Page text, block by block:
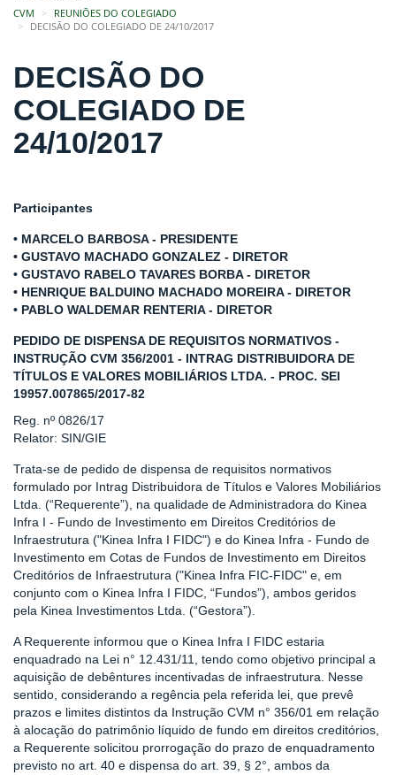
CVM
REUNIÕES DO COLEGIADO
DECISÃO DO COLEGIADO DE 24/10/2017
DECISÃO DO
COLEGIADO DE
24/10/2017
Participantes
• MARCELO BARBOSA - PRESIDENTE
• GUSTAVO MACHADO GONZALEZ - DIRETOR
• GUSTAVO RABELO TAVARES BORBA - DIRETOR
• HENRIQUE BALDUINO MACHADO MOREIRA - DIRETOR
• PABLO WALDEMAR RENTERIA - DIRETOR
PEDIDO DE DISPENSA DE REQUISITOS NORMATIVOS -
INSTRUÇÃO CVM 356/2001 - INTRAG DISTRIBUIDORA DE
TÍTULOS E VALORES MOBILIÁRIOS LTDA. - PROC. SEI
19957.007865/2017-82
Reg. nº 0826/17
Relator: SIN/GIE
Trata-se de pedido de dispensa de requisitos normativos
formulado por Intrag Distribuidora de Títulos e Valores Mobiliários
Ltda. (“Requerente”), na qualidade de Administradora do Kinea
Infra I - Fundo de Investimento em Direitos Creditórios de
Infraestrutura ("Kinea Infra I FIDC") e do Kinea Infra - Fundo de
Investimento em Cotas de Fundos de Investimento em Direitos
Creditórios de Infraestrutura ("Kinea Infra FIC-FIDC" e, em
conjunto com o Kinea Infra I FIDC, “Fundos”), ambos geridos
pela Kinea Investimentos Ltda. (“Gestora”).
A Requerente informou que o Kinea Infra I FIDC estaria
enquadrado na Lei n° 12.431/11, tendo como objetivo principal a
aquisição de debêntures incentivadas de infraestrutura. Nesse
sentido, considerando a regência pela referida lei, que prevê
prazos e limites distintos da Instrução CVM n° 356/01 em relação
à alocação do patrimônio líquido de fundo em direitos creditórios,
a Requerente solicitou prorrogação do prazo de enquadramento
previsto no art. 40 e dispensa do art. 39, § 2°, ambos da